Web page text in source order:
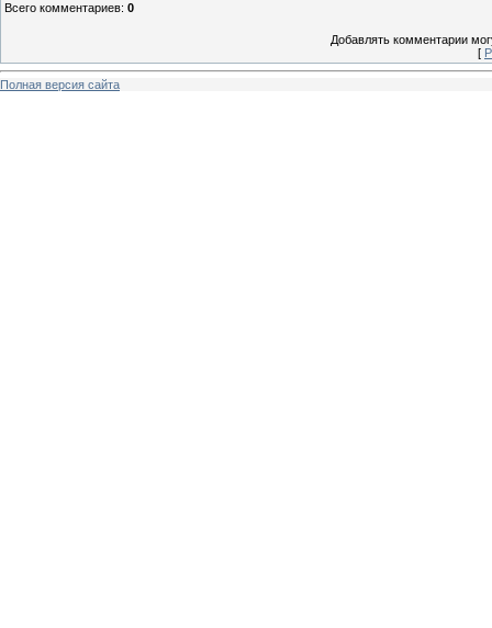
Всего комментариев: 0
Добавлять комментарии
[
Полная версия сайта